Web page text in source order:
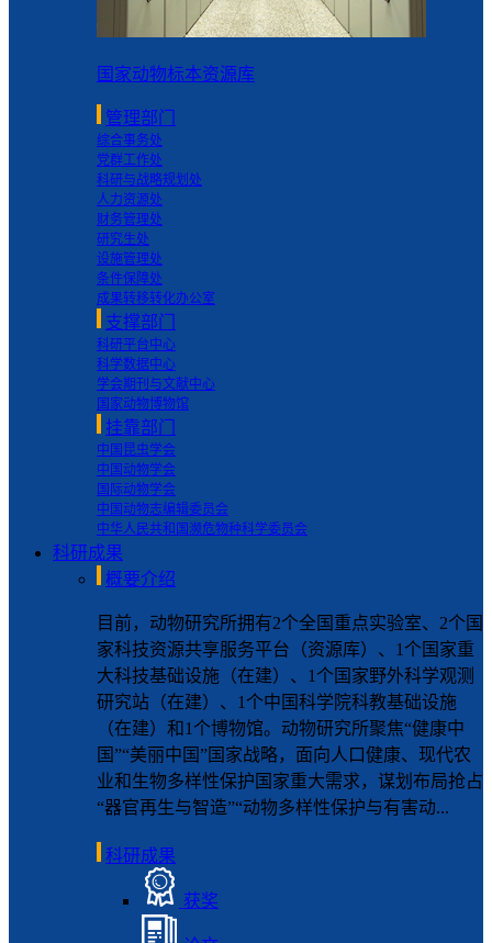
国家动物标本资源库
管理部门
综合事务处
党群工作处
科研与战略规划处
人力资源处
财务管理处
研究生处
设施管理处
条件保障处
成果转移转化办公室
支撑部门
科研平台中心
科学数据中心
学会期刊与文献中心
国家动物博物馆
挂靠部门
中国昆虫学会
中国动物学会
国际动物学会
中国动物志编辑委员会
中华人民共和国濒危物种科学委员会
科研成果
概要介绍
目前，动物研究所拥有2个全国重点实验室、2个国
家科技资源共享服务平台（资源库）、1个国家重
大科技基础设施（在建）、1个国家野外科学观测
研究站（在建）、1个中国科学院科教基础设施
（在建）和1个博物馆。动物研究所聚焦“健康中
国”“美丽中国”国家战略，面向人口健康、现代农
业和生物多样性保护国家重大需求，谋划布局抢占
“器官再生与智造”“动物多样性保护与有害动...
科研成果
获奖